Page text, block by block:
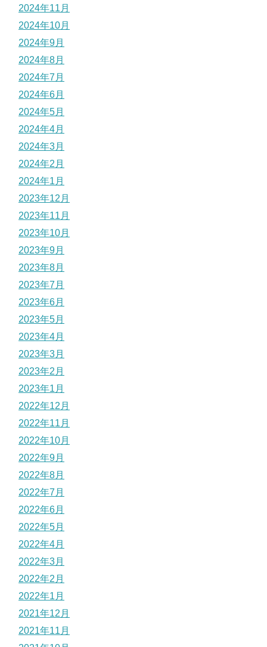
2024年11月
2024年10月
2024年9月
2024年8月
2024年7月
2024年6月
2024年5月
2024年4月
2024年3月
2024年2月
2024年1月
2023年12月
2023年11月
2023年10月
2023年9月
2023年8月
2023年7月
2023年6月
2023年5月
2023年4月
2023年3月
2023年2月
2023年1月
2022年12月
2022年11月
2022年10月
2022年9月
2022年8月
2022年7月
2022年6月
2022年5月
2022年4月
2022年3月
2022年2月
2022年1月
2021年12月
2021年11月